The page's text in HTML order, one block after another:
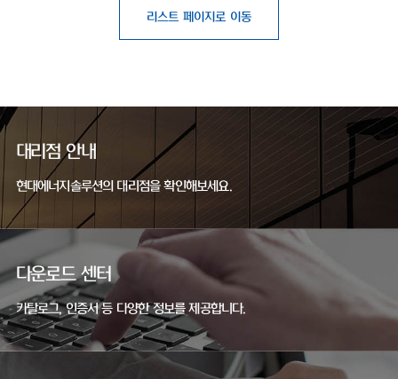
리스트 페이지로 이동
대리점 안내
현대에너지솔루션의 대리점을 확인해보세요.
다운로드 센터
카탈로그, 인증서 등 다양한 정보를 제공합니다.